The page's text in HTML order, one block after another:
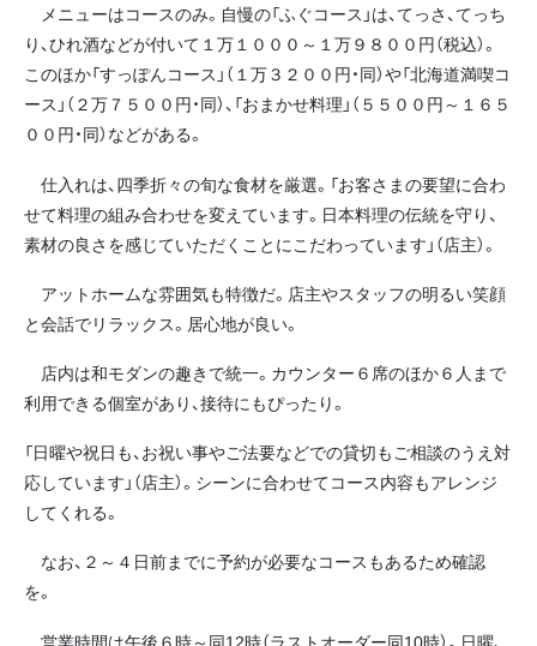
メニューはコースのみ。自慢の「ふぐコース」は、てっさ、てっち
り、ひれ酒などが付いて１万１０００～１万９８００円（税込）。
このほか「すっぽんコース」（１万３２００円・同）や「北海道満喫コ
ース」（２万７５００円・同）、「おまかせ料理」（５５００円～１６５
００円・同）などがある。
仕入れは、四季折々の旬な食材を厳選。「お客さまの要望に合わ
せて料理の組み合わせを変えています。日本料理の伝統を守り、
素材の良さを感じていただくことにこだわっています」（店主）。
アットホームな雰囲気も特徴だ。店主やスタッフの明るい笑顔
と会話でリラックス。居心地が良い。
店内は和モダンの趣きで統一。カウンター６席のほか６人まで
利用できる個室があり、接待にもぴったり。
「日曜や祝日も、お祝い事やご法要などでの貸切もご相談のうえ対
応しています」（店主）。シーンに合わせてコース内容もアレンジ
してくれる。
なお、２～４日前までに予約が必要なコースもあるため確認
を。
営業時間は午後６時～同12時（ラストオーダー同10時）。日曜、